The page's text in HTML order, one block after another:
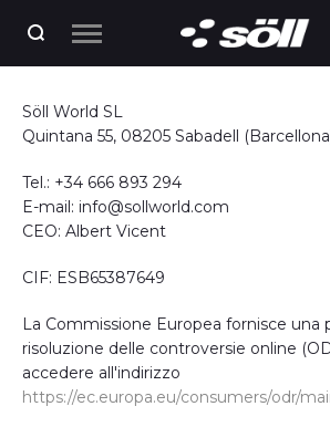
Söll World SL
Quintana 55, 08205 Sabadell
Tel.: +34 666 893 294
E-mail: info@sollworld.com
CEO: Albert Vicent
CIF: ESB65387649
La Commissione Europea fornisce una
risoluzione delle controversie online
accedere all'indirizzo
https://ec.europa.eu/consumers/odr/